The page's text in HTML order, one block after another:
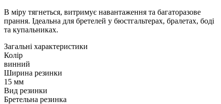
В міру тягнеться, витримує навантаження та багаторазове
прання. Ідеальна для бретелей у бюстгальтерах, бралетах, боді
та купальниках.
Загальні характеристики
Колір
винний
Ширина резинки
15 мм
Вид резинки
Бретельна резинка